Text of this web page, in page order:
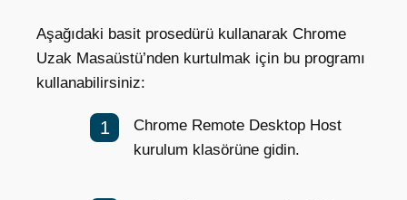
Aşağıdaki basit prosedürü kullanarak Chrome
Uzak Masaüstü’nden kurtulmak için bu programı
kullanabilirsiniz:
Chrome Remote Desktop Host
kurulum klasörüne gidin.